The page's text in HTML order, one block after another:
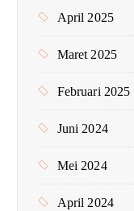
April 2025
Maret 2025
Februari 2025
Juni 2024
Mei 2024
April 2024